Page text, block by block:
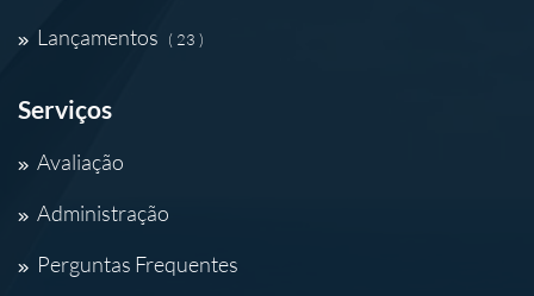
Lançamentos ( 23 )
Serviços
Avaliação
Administração
Perguntas Frequentes